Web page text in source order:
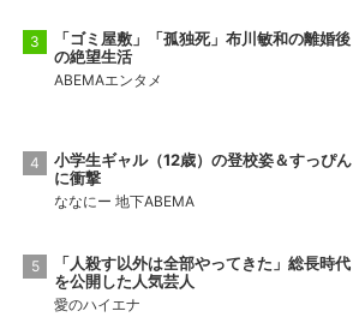
「ゴミ屋敷」「孤独死」布川敏和の離婚後
の絶望生活
ABEMAエンタメ
小学生ギャル（12歳）の登校姿＆すっぴん
に衝撃
ななにー 地下ABEMA
「人殺す以外は全部やってきた」総長時代
を公開した人気芸人
愛のハイエナ